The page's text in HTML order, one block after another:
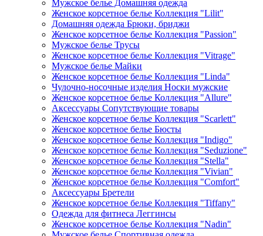
Мужское белье Домашняя одежда
Женское корсетное белье Коллекция "Lilit"
Домашняя одежда Брюки, бриджи
Женское корсетное белье Коллекция "Passion"
Мужское белье Трусы
Женское корсетное белье Коллекция "Vitrage"
Мужское белье Майки
Женское корсетное белье Коллекция "Linda"
Чулочно-носочные изделия Носки мужские
Женское корсетное белье Коллекция "Allure"
Аксессуары Сопутствующие товары
Женское корсетное белье Коллекция "Scarlett"
Женское корсетное белье Бюсты
Женское корсетное белье Коллекция "Indigo"
Женское корсетное белье Коллекция "Seduzione"
Женское корсетное белье Коллекция "Stella"
Женское корсетное белье Коллекция "Vivian"
Женское корсетное белье Коллекция "Comfort"
Аксессуары Бретели
Женское корсетное белье Коллекция "Tiffany"
Одежда для фитнеса Леггинсы
Женское корсетное белье Коллекция "Nadin"